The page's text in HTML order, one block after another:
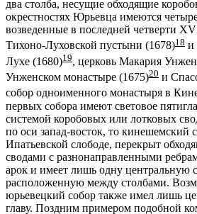
два столба, несущие обходящие
окрестностях Юрьевца имеются
возведенные в последней четверти
Тихоно-Луховской пустыни (1678)18 и
Лухе (1680)19, церковь Макария
Унженском монастыре (1675)20 и
собор одноименного монастыря в
первых собора имеют световое
системой коробовых или лотковых
по оси запад-восток, то кинешемский
Ипатьевской слободе, перекрыт
сводами с разнонаправленными
арок и имеет лишь одну центральную
расположенную между столбами.
юрьевецкий собор также имел лишь
главу. Поздним примером подобной